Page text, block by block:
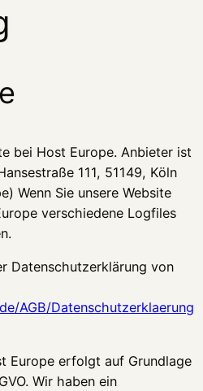
bei Host Europe. Anbieter ist
111, 51149, Köln
Wenn Sie unsere Website
verschiedene Logfiles
Datenschutzerklärung von
AGB/Datenschutzerklaerung
Europe erfolgt auf Grundlage
Wir haben ein